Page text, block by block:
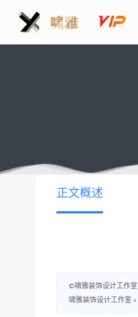
正文概述
©啸雅装饰设计工作室
啸雅装饰设计工作室 »